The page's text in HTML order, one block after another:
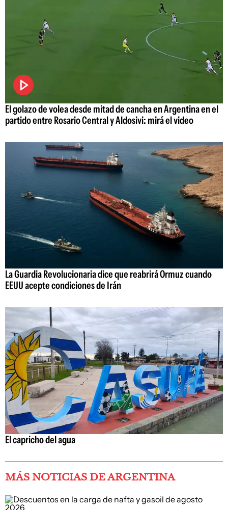
El golazo de volea desde mitad de cancha en Argentina en el
partido entre Rosario Central y Aldosivi: mirá el video
La Guardia Revolucionaria dice que reabrirá Ormuz cuando
EEUU acepte condiciones de Irán
El capricho del agua
MÁS NOTICIAS DE ARGENTINA